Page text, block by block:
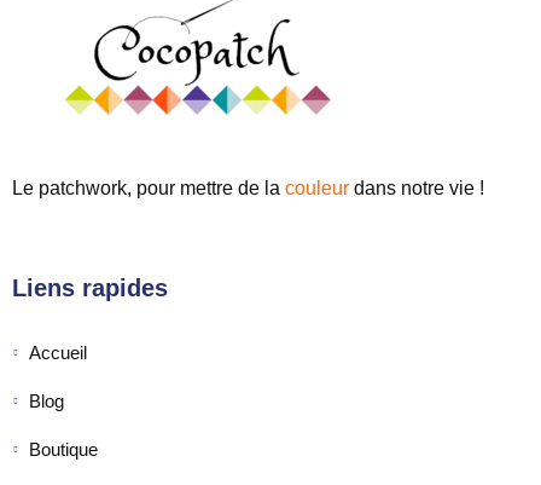
Le patchwork, pour mettre de la couleur dans notre vie !
Liens rapides
Accueil
Blog
Boutique